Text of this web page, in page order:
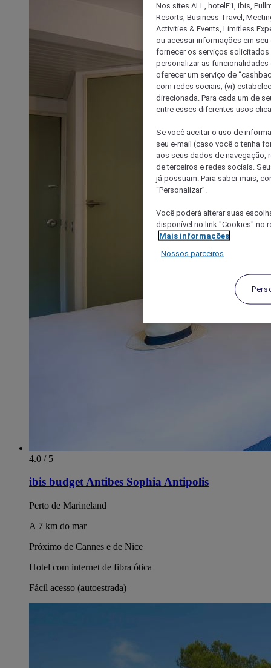
4.0 / 5
ibis budget Antibes Sophia Antipolis
Perto de Marineland
A 7 km do mar
Próximo de Cannes e de Nice
Hotel com internet de fibra ótica
Fácil acesso (autoestrada)
Nos sites ALL, hotelF1, ibis,
Resorts, Business Travel,
Activities & Events, Limitless
ou acessar informações em
fornecer os serviços solicitados
personalizar as
oferecer um serviço de
com redes sociais; (vi)
direcionada. Para cada um de
entre esses diferentes usos
Se você aceitar o uso de
seu e-mail (caso você o tenha
aos seus dados de navegação,
de terceiros e redes sociais.
já possuam. Para saber mais,
“Personalizar”.
Você poderá alterar suas
disponível no link "Cookies" no
Mais informações
Nossos parceiros